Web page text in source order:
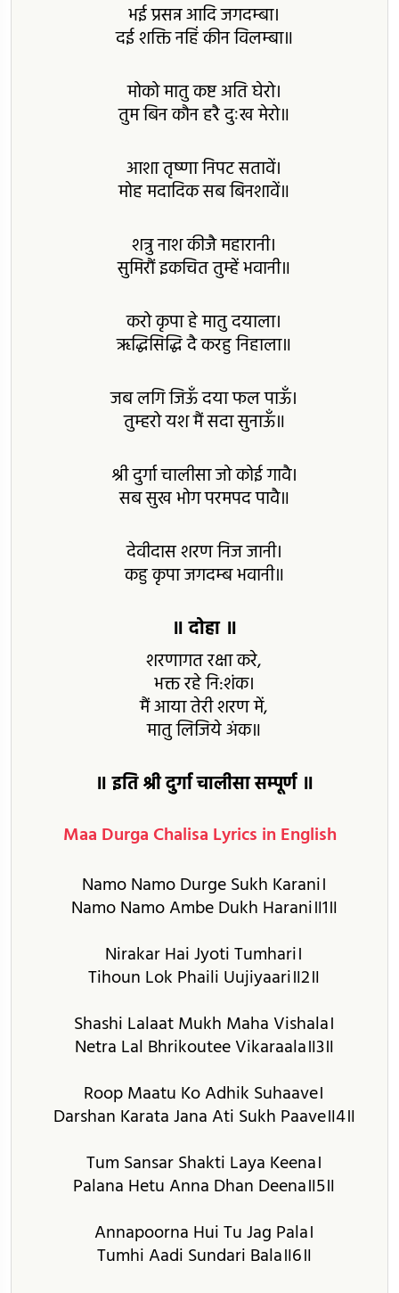
भई प्रसन्न आदि जगदम्बा।
दई शक्ति नहिं कीन विलम्बा॥
मोको मातु कष्ट अति घेरो।
तुम बिन कौन हरै दुःख मेरो॥
आशा तृष्णा निपट सतावें।
मोह मदादिक सब बिनशावें॥
शत्रु नाश कीजै महारानी।
सुमिरौं इकचित तुम्हें भवानी॥
करो कृपा हे मातु दयाला।
ऋद्धिसिद्धि दै करहु निहाला॥
जब लगि जिऊँ दया फल पाऊँ।
तुम्हरो यश मैं सदा सुनाऊँ॥
श्री दुर्गा चालीसा जो कोई गावै।
सब सुख भोग परमपद पावै॥
देवीदास शरण निज जानी।
कहु कृपा जगदम्ब भवानी॥
॥ दोहा ॥
शरणागत रक्षा करे,
भक्त रहे नि:शंक।
मैं आया तेरी शरण में,
मातु लिजिये अंक॥
॥ इति श्री दुर्गा चालीसा सम्पूर्ण ॥
Maa Durga Chalisa Lyrics in English
Namo Namo Durge Sukh Karani।
Namo Namo Ambe Dukh Harani॥1॥
Nirakar Hai Jyoti Tumhari।
Tihoun Lok Phaili Uujiyaari॥2॥
Shashi Lalaat Mukh Maha Vishala।
Netra Lal Bhrikoutee Vikaraala॥3॥
Roop Maatu Ko Adhik Suhaave।
Darshan Karata Jana Ati Sukh Paave॥4॥
Tum Sansar Shakti Laya Keena।
Palana Hetu Anna Dhan Deena॥5॥
Annapoorna Hui Tu Jag Pala।
Tumhi Aadi Sundari Bala॥6॥